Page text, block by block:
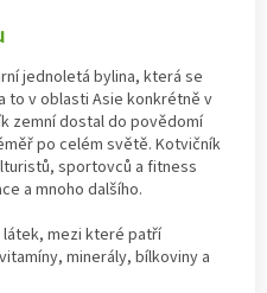
jednoletá bylina, která se
to v oblasti Asie konkrétně v
zemní dostal do povědomí
po celém světě. Kotvičník
sportovců a fitness
a mnoho dalšího.
látek, mezi které patří
minerály, bílkoviny a